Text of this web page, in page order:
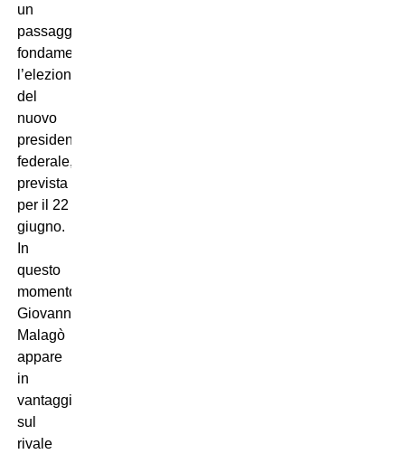
un
passaggio
fondamentale:
l’elezione
del
nuovo
presidente
federale,
prevista
per il 22
giugno.
In
questo
momento
Giovanni
Malagò
appare
in
vantaggio
sul
rivale